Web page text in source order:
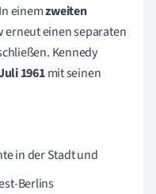
In einemzweiten
einen separaten
Kennedy
1961mit seinen
in der Stadt und
Berlins